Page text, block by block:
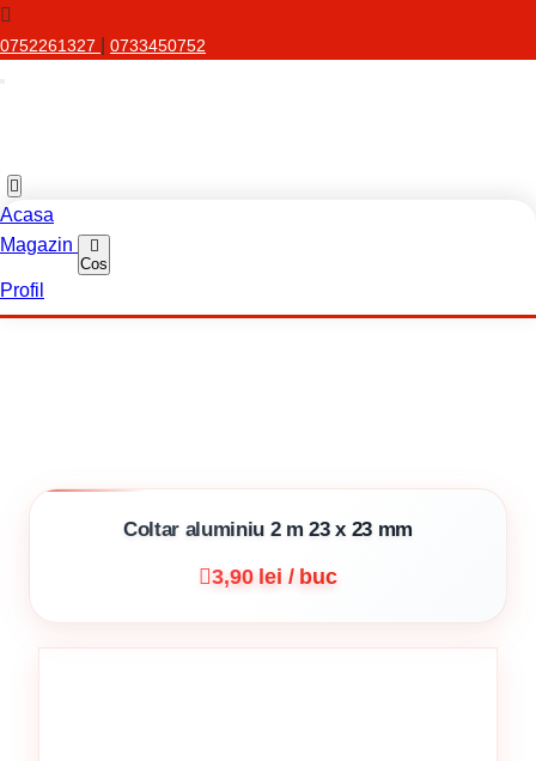
0752261327 0733450752
Acasa
Magazin
Cos
Profil
Coltar aluminiu 2 m 23 x 23 mm
3,90 lei / buc